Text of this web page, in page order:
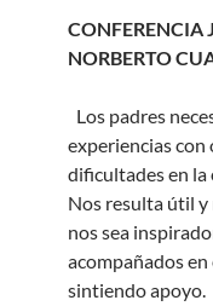
CONFERENCIA
NORBERTO
Los padres
experiencias con
dificultades en la
Nos resulta útil y
nos sea
acompañados
sintiendo apoyo.